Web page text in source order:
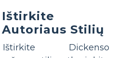
Ištirkite
Autoriaus Stilių
Ištirkite Dickenso